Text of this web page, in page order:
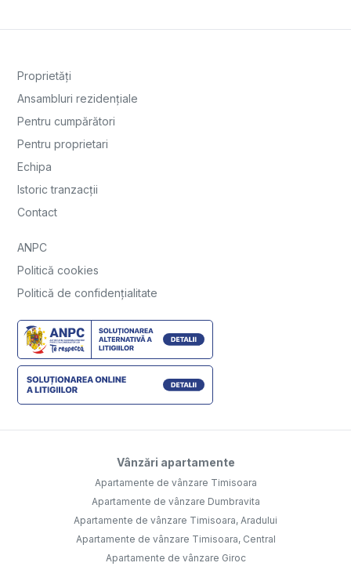
Proprietăți
Ansambluri rezidențiale
Pentru cumpărători
Pentru proprietari
Echipa
Istoric tranzacții
Contact
ANPC
Politică cookies
Politică de confidențialitate
Vânzări apartamente
Apartamente de vânzare Timisoara
Apartamente de vânzare Dumbravita
Apartamente de vânzare Timisoara, Aradului
Apartamente de vânzare Timisoara, Central
Apartamente de vânzare Giroc